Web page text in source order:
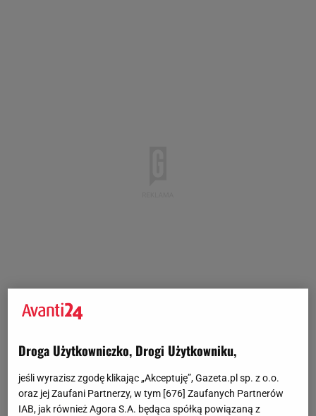
BRAZOWE-KOZAKI
Brązowe kowbojki znów rządzą trendami - te
skórzane znalazłam w B2B taniej niż myślisz
Droga Użytkowniczko, Drogi Użytkowniku,
jeśli wyrazisz zgodę klikając „Akceptuję”, Gazeta.pl sp. z o.o.
oraz jej Zaufani Partnerzy, w tym [ 676 ] Zaufanych Partnerów
IAB, jak również Agora S.A. będąca spółką powiązaną z